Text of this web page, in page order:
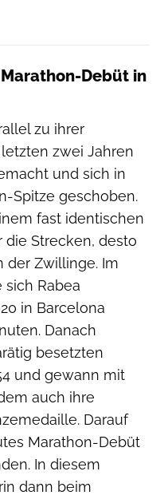
Debüt in
zu ihrer
zwei Jahren
und sich in
Spitze geschoben.
fast identischen
die Strecken, desto
der Zwillinge. Im
Rabea
in Barcelona
Danach
besetzten
und gewann mit
auch ihre
Darauf
Marathon-Debüt
In diesem
dann beim